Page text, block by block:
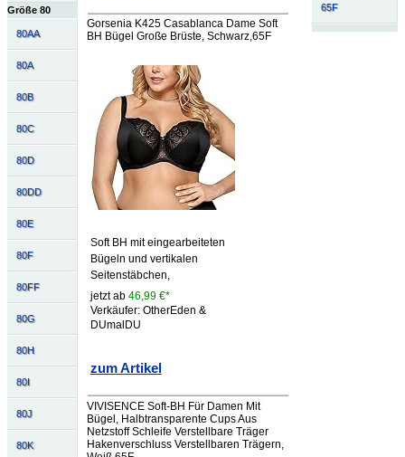
Größe 80
80AA
80A
80B
80C
80D
80DD
80E
80F
80FF
80G
80H
80I
80J
80K
65F
Gorsenia K425 Casablanca Dame Soft
BH Bügel Große Brüste, Schwarz,65F
Soft BH mit eingearbeiteten
Bügeln und vertikalen
Seitenstäbchen,
jetzt ab 46,99 €*
Verkäufer: OtherEden &
DUmalDU
zum Artikel
VIVISENCE Soft-BH Für Damen Mit
Bügel, Halbtransparente Cups Aus
Netzstoff Schleife Verstellbare Träger
Hakenverschluss Verstellbaren Trägern,